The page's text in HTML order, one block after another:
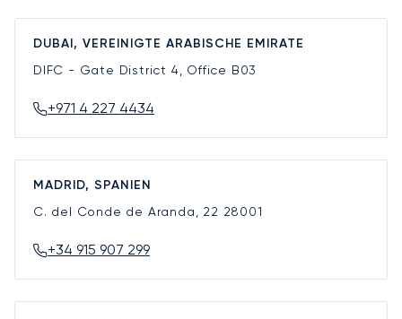
DUBAI, VEREINIGTE ARABISCHE EMIRATE
DIFC - Gate District 4, Office B03
+971 4 227 4434
MADRID, SPANIEN
C. del Conde de Aranda, 22 28001
+34 915 907 299